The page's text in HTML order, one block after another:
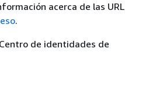
acerca de las URL
.
de identidades de